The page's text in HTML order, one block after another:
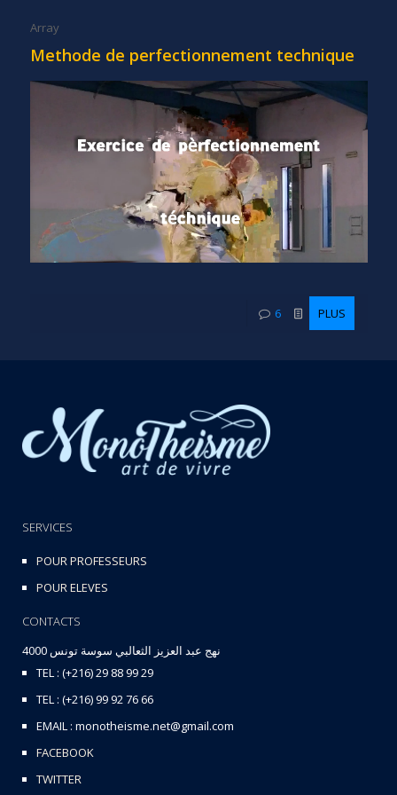
Array
Methode de perfectionnement technique
6 PLUS
SERVICES
POUR PROFESSEURS
POUR ELEVES
CONTACTS
نهج عبد العزيز الثعالبي سوسة تونس 4000
TEL : (+216) 29 88 99 29
TEL : (+216) 99 92 76 66
EMAIL : monotheisme.net@gmail.com
FACEBOOK
TWITTER